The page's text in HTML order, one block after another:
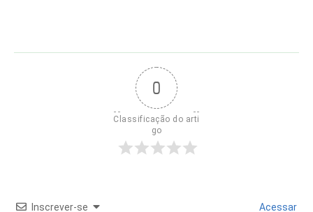
0
Classificação do arti
go
Inscrever-se Acessar